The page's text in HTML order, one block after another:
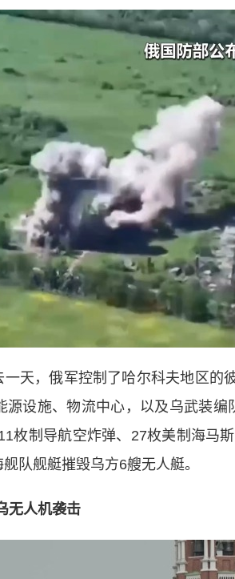
，俄军控制了哈尔科夫地区的
源设施、物流中心，以及乌武装
枚制导航空炸弹、27枚美制海马
队舰艇摧毁乌方6艘无人艇。
无人机袭击